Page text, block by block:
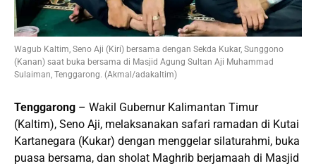
Wagub Kaltim, Seno Aji (Kiri) bersama dengan Sekda Kukar, Sunggono
(Kanan) saat buka bersama di Masjid Agung Sultan Aji Muhammad
Sulaiman, Tenggarong. (Akmal/adakaltim)
Tenggarong – Wakil Gubernur Kalimantan Timur
(Kaltim), Seno Aji, melaksanakan safari ramadan di Kutai
Kartanegara (Kukar) dengan menggelar silaturahmi, buka
puasa bersama, dan sholat Maghrib berjamaah di Masjid